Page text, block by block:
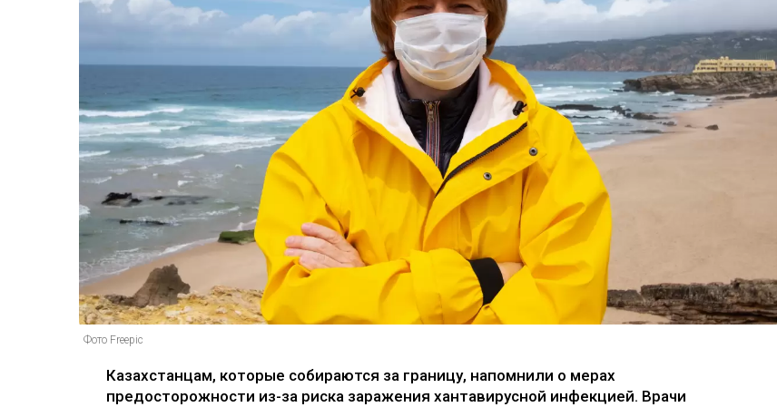
Фото Freepic
Казахстанцам, которые собираются за границу, напомнили о мерах
предосторожности из-за риска заражения хантавирусной инфекцией. Врачи